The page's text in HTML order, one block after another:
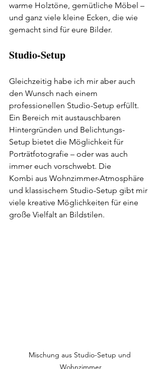
warme Holztöne, gemütliche Möbel –
und ganz viele kleine Ecken, die wie
gemacht sind für eure Bilder.
Studio-Setup
Gleichzeitig habe ich mir aber auch
den Wunsch nach einem
professionellen Studio-Setup erfüllt.
Ein Bereich mit austauschbaren
Hintergründen und Belichtungs-
Setup bietet die Möglichkeit für
Porträtfotografie – oder was auch
immer euch vorschwebt. Die
Kombi aus Wohnzimmer-Atmosphäre
und klassischem Studio-Setup gibt mir
viele kreative Möglichkeiten für eine
große Vielfalt an Bildstilen.
Mischung aus Studio-Setup und
Wohnzimmer